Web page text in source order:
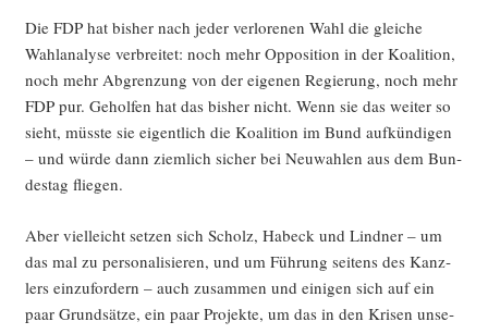
Die FDP hat bis­her nach jeder ver­lo­re­nen Wahl die glei­che
Wahl­ana­ly­se ver­brei­tet: noch mehr Oppo­si­ti­on in der Koali­ti­on,
noch mehr Abgren­zung von der eige­nen Regie­rung, noch mehr
FDP pur. Gehol­fen hat das bis­her nicht. Wenn sie das wei­ter so
sieht, müss­te sie eigent­lich die Koali­ti­on im Bund auf­kün­di­gen
– und wür­de dann ziem­lich sicher bei Neu­wah­len aus dem Bun­
des­tag fliegen.
Aber viel­leicht set­zen sich Scholz, Habeck und Lind­ner – um
das mal zu per­so­na­li­sie­ren, und um Füh­rung sei­tens des Kanz­
lers ein­zu­for­dern – auch zusam­men und eini­gen sich auf ein
paar Grund­sät­ze, ein paar Pro­jek­te, um das in den Kri­sen unse­